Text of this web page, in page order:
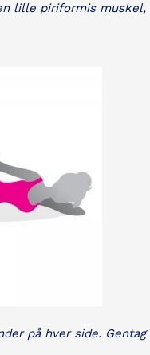
lille piriformis
på hver side. Gentag